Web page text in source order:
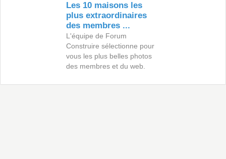
Les 10 maisons les
plus extraordinaires
des membres ...
L'équipe de Forum
Construire sélectionne pour
vous les plus belles photos
des membres et du web.